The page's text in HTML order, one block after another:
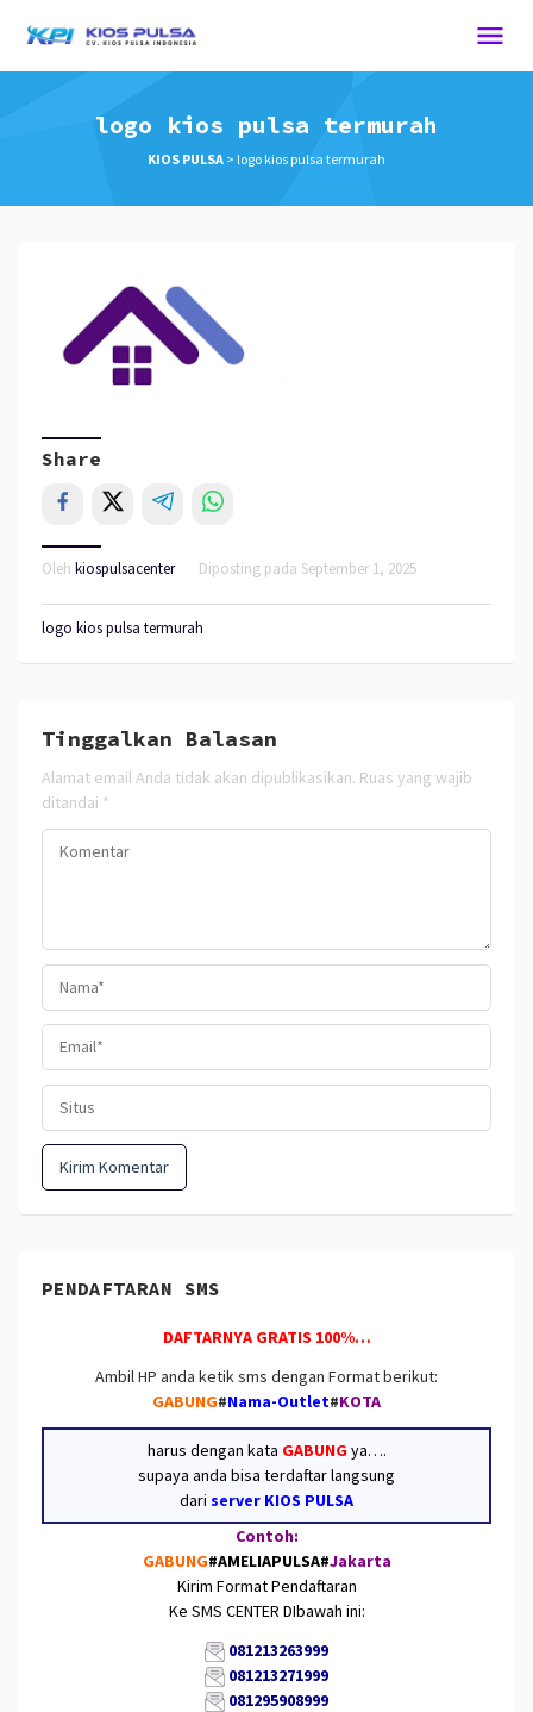
logo kios pulsa termurah
KIOS PULSA > logo kios pulsa termurah
Share
Oleh kiospulsacenter Diposting pada September 1, 2025
logo kios pulsa termurah
Tinggalkan Balasan
Alamat email Anda tidak akan dipublikasikan. Ruas yang wajib
ditandai *
PENDAFTARAN SMS
DAFTARNYA GRATIS 100%…
Ambil HP anda ketik sms dengan Format berikut:
GABUNG#Nama-Outlet#KOTA
harus dengan kata GABUNGya….
supaya anda bisa terdaftar langsung
dari server KIOS PULSA
Contoh:
GABUNG#AMELIAPULSA#Jakarta
Kirim Format Pendaftaran
Ke SMS CENTER DIbawah ini:
081213263999
081213271999
081295908999